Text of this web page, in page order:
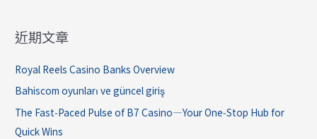
近期文章
Royal Reels Casino Banks Overview
Bahiscom oyunları ve güncel giriş
The Fast‑Paced Pulse of B7 Casino—Your One‑Stop Hub for
Quick Wins